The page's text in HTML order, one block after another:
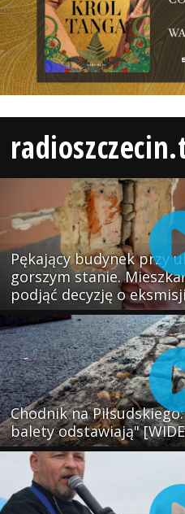
Pękający budynek przy
gorszym stanie.
podjąć decyzję o eksmisji
Chodnik na
balety odstawiają"